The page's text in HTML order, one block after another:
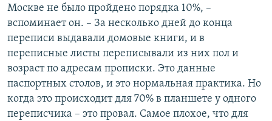
Москве не было пройдено порядка 10%, –
вспоминает он. – За несколько дней до конца
переписи выдавали домовые книги, и в
переписные листы переписывали из них пол и
возраст по адресам прописки. Это данные
паспортных столов, и это нормальная практика. Но
когда это происходит для 70% в планшете у одного
переписчика – это провал. Самое плохое, что для